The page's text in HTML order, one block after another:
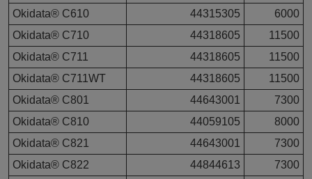
Okidata® C610
44315305
6000
Okidata® C710
44318605
11500
Okidata® C711
44318605
11500
Okidata® C711WT
44318605
11500
Okidata® C801
44643001
7300
Okidata® C810
44059105
8000
Okidata® C821
44643001
7300
Okidata® C822
44844613
7300